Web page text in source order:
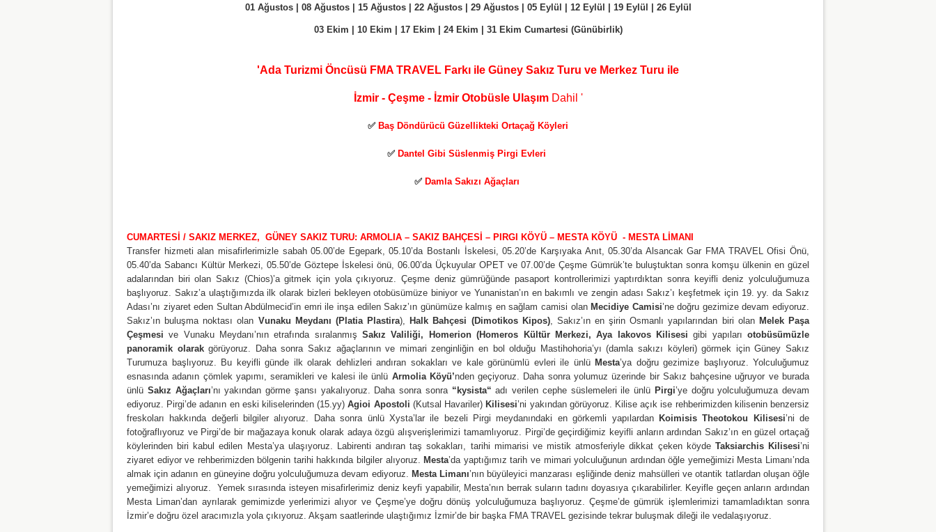
01 Ağustos | 08 Ağustos | 15 Ağustos | 22 Ağustos | 29 Ağustos | 05 Eylül | 12 Eylül | 19 Eylül | 26 Eylül
03 Ekim | 10 Ekim | 17 Ekim | 24 Ekim | 31 Ekim Cumartesi (Günübirlik)
'Ada Turizmi Öncüsü FMA TRAVEL Farkı ile Güney Sakız Turu ve Merkez Turu ile
İzmir - Çeşme - İzmir Otobüsle UlaşımDahil '
✅ Baş Döndürücü Güzellikteki Ortaçağ Köyleri
✅ Dantel Gibi Süslenmiş Pirgi Evleri
✅Damla Sakızı Ağaçları
CUMARTESİ / SAKIZ MERKEZ, GÜNEY SAKIZ TURU: ARMOLIA – SAKIZ BAHÇESİ – PIRGI KÖYÜ – MESTA KÖYÜ - MESTA LİMANI
Transfer hizmeti alan misafirlerimizle sabah 05.00’de Egepark, 05.10’da Bostanlı İskelesi, 05.20’de Karşıyaka Anıt, 05.30’da Alsancak Gar FMA TRAVEL Ofisi Önü,
05.40’da Sabancı Kültür Merkezi, 05.50’de Göztepe İskelesi önü, 06.00’da Üçkuyular OPET ve 07.00’de Çeşme Gümrük’te buluştuktan sonra komşu ülkenin en güzel
adalarından biri olan Sakız (Chios)’a gitmek için yola çıkıyoruz. Çeşme deniz gümrüğünde pasaport kontrollerimizi yaptırdıktan sonra keyifli deniz yolculuğumuza
başlıyoruz. Sakız’a ulaştığımızda ilk olarak bizleri bekleyen otobüsümüze biniyor ve Yunanistan’ın en bakımlı ve zengin adası Sakız’ı keşfetmek için 19. yy. da Sakız
Adası’nı ziyaret eden Sultan Abdülmecid’in emri ile inşa edilen Sakız’ın günümüze kalmış en sağlam camisi olan Mecidiye Camisi’ne doğru gezimize devam ediyoruz.
Sakız’ın buluşma noktası olan Vunaku Meydanı (Platia Plastira), Halk Bahçesi (Dimotikos Kipos), Sakız’ın en şirin Osmanlı yapılarından biri olan Melek Paşa
Çeşmesi ve Vunaku Meydanı’nın etrafında sıralanmışSakız Valiliği, Homerion (Homeros Kültür Merkezi, Aya Iakovos Kilisesi gibi yapılarıotobüsümüzle
panoramik olarakgörüyoruz. Daha sonra Sakız ağaçlarının ve mimari zenginliğin en bol olduğu Mastihohoria’yı (damla sakızı köyleri) görmek için Güney Sakız
Turumuza başlıyoruz. Bu keyifli günde ilk olarak dehlizleri andıran sokakları ve kale görünümlü evleri ile ünlü Mesta’ya doğru gezimize başlıyoruz. Yolculuğumuz
esnasında adanın çömlek yapımı, seramikleri ve kalesi ile ünlü Armolia Köyü’nden geçiyoruz. Daha sonra yolumuz üzerinde bir Sakız bahçesine uğruyor ve burada
ünlü Sakız Ağaçları’nı yakından görme şansı yakalıyoruz. Daha sonra sonra “kysista“ adı verilen cephe süslemeleri ile ünlü Pirgi’ye doğru yolculuğumuza devam
ediyoruz. Pirgi’de adanın en eski kiliselerinden (15.yy)Agioi Apostoli (Kutsal Havariler) Kilisesi’ni yakından görüyoruz. Kilise açık ise rehberimizden kilisenin benzersiz
freskoları hakkında değerli bilgiler alıyoruz. Daha sonra ünlü Xysta’lar ile bezeli Pirgi meydanındaki en görkemli yapılardan Koimisis Theotokou Kilisesi’ni de
fotoğraflıyoruz ve Pirgi’de bir mağazaya konuk olarak adaya özgü alışverişlerimizi tamamlıyoruz. Pirgi’de geçirdiğimiz keyifli anların ardından Sakız’ın en güzel ortaçağ
köylerinden biri kabul edilen Mesta’ya ulaşıyoruz. Labirenti andıran taş sokakları, tarihi mimarisi ve mistik atmosferiyle dikkat çeken köyde Taksiarchis Kilisesi’ni
ziyaret ediyor ve rehberimizden bölgenin tarihi hakkında bilgiler alıyoruz. Mesta’da yaptığımız tarih ve mimari yolculuğunun ardından öğle yemeğimizi Mesta Limanı’nda
almak için adanın en güneyine doğru yolculuğumuza devam ediyoruz. Mesta Limanı’nın büyüleyici manzarası eşliğinde deniz mahsülleri ve otantik tatlardan oluşan öğle
yemeğimizi alıyoruz. Yemek sırasında isteyen misafirlerimiz deniz keyfi yapabilir, Mesta’nın berrak suların tadını doyasıya çıkarabilirler. Keyifle geçen anların ardından
Mesta Liman’dan ayrılarak gemimizde yerlerimizi alıyor ve Çeşme’ye doğru dönüş yolculuğumuza başlıyoruz. Çeşme’de gümrük işlemlerimizi tamamladıktan sonra
İzmir’e doğru özel aracımızla yola çıkıyoruz. Akşam saatlerinde ulaştığımız İzmir’de bir başka FMA TRAVEL gezisinde tekrar buluşmak dileği ile vedalaşıyoruz.